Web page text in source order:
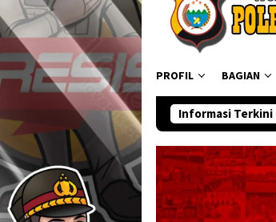
PROFIL BAGIAN
Informasi Terkini